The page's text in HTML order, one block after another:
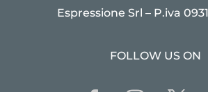
Espressione Srl – P.iva
FOLLOW US ON